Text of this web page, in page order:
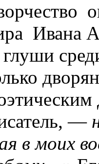
Ивана
—
в моих